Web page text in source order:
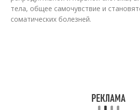
тела, общее самочувствие и
соматических болезней.